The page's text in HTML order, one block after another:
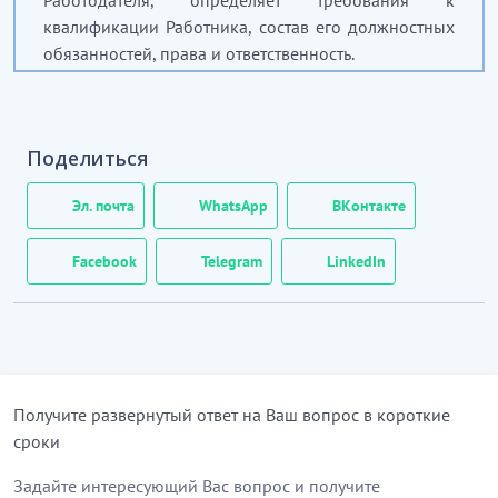
квалификации Работника, состав его должностных
обязанностей, права и ответственность.
3.ТРЕБОВАНИЯ К КВАЛИФИКАЦИИ
5. К Работнику предъявляются следующие
квалификационные требования:
и изучать:
Поделиться
Эл. почта WhatsApp ВКонтакте
Facebook Telegram LinkedIn
Получите развернутый ответ на Ваш вопрос в короткие
сроки
Задайте интересующий Вас вопрос и получите